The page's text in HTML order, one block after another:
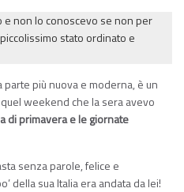
e non lo conoscevo se non per
stato ordinato e
parte più nuova e moderna, è un
weekend che la sera avevo
di primavera e le giornate
senza parole, felice e
della sua Italia era andata da lei!